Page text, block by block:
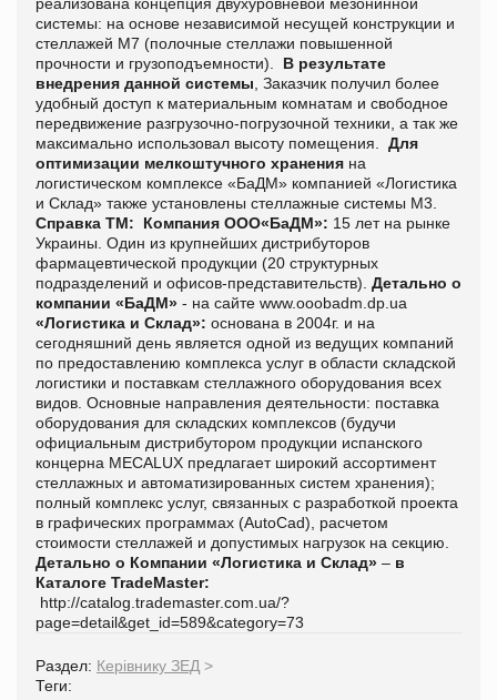
системы: на основе независимой несущей конструкции и
стеллажей М7 (полочные стеллажи повышенной
прочности и грузоподъемности). В результате
внедрения данной системы , Заказчик получил более
удобный доступ к материальным комнатам и свободное
передвижение разгрузочно-погрузочной техники, а так же
максимально использовал высоту помещения. Для
оптимизации мелкоштучного хранения на
логистическом комплексе «БаДМ» компанией «Логистика
и Склад» также установлены стеллажные системы М3.
Справка ТМ:
Компания ООО«БаДМ»: 15 лет на рынке
Украины. Один из крупнейших дистрибуторов
фармацевтической продукции (20 структурных
подразделений и офисов-представительств). Детально о
компании «БаДМ» - на сайте www.ooobadm.dp.ua
«Логистика и Склад»: основана в 2004г. и на
сегодняшний день является одной из ведущих компаний
по предоставлению комплекса услуг в области складской
логистики и поставкам стеллажного оборудования всех
видов. Основные направления деятельности: поставка
оборудования для складских комплексов (будучи
официальным дистрибутором продукции испанского
концерна MECALUX предлагает широкий ассортимент
стеллажных и автоматизированных систем хранения);
полный комплекс услуг, связанных с разработкой проекта
в графических программах (AutoCad), расчетом
стоимости стеллажей и допустимых нагрузок на секцию.
Детально о Компании «Логистика и Склад» – в
Каталоге TradeMaster:
http://catalog.trademaster.com.ua/?
page=detail&get_id=589&category=73
Раздел: Керівнику ЗЕД >
Теги: